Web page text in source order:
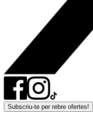
Subscriu-te per rebre ofertes!